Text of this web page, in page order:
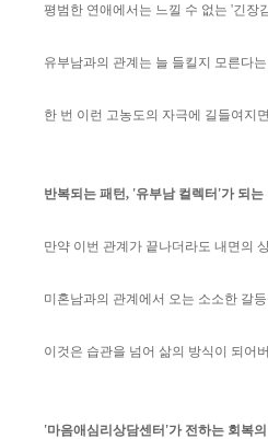
평범한 연애에서는 느낄 수 없는 '긴장
유부남과의 관계는 늘 들킬지 모른다
한 번 이런 고농도의 자극에 길들여지
반복되는 패턴, '유부남 컬렉터'가 되는
만약 이번 관계가 끝나더라도 내면의
미혼남과의 관계에서 오는 소소한 갈
이것은 습관을 넘어 삶의 방식이 되어
'마음애심리상담센터'가 전하는 회복